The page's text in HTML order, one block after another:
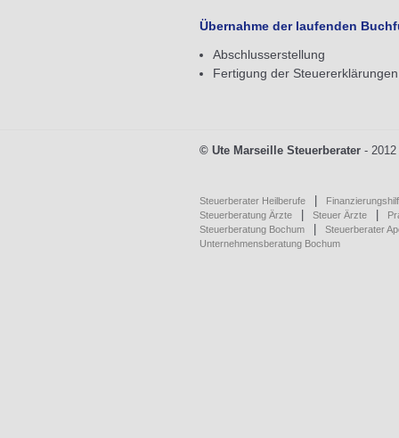
Übernahme der laufenden
Abschlusserstellung
Fertigung der Steuererklärungen
© Ute Marseille Steuerberater -
Steuerberater Heilberufe
Steuerberatung Ärzte
Steuer Ärzte
Steuerberatung Bochum
Steuerberater
Unternehmensberatung Bochum